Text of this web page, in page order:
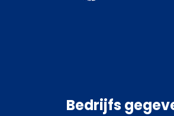
Bedrijfs